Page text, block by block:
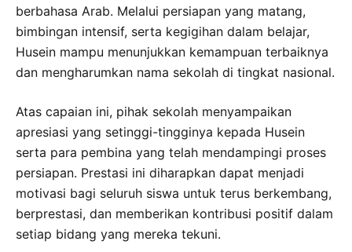
berbahasa Arab. Melalui persiapan yang matang,
bimbingan intensif, serta kegigihan dalam belajar,
Husein mampu menunjukkan kemampuan terbaiknya
dan mengharumkan nama sekolah di tingkat nasional.
Atas capaian ini, pihak sekolah menyampaikan
apresiasi yang setinggi-tingginya kepada Husein
serta para pembina yang telah mendampingi proses
persiapan. Prestasi ini diharapkan dapat menjadi
motivasi bagi seluruh siswa untuk terus berkembang,
berprestasi, dan memberikan kontribusi positif dalam
setiap bidang yang mereka tekuni.